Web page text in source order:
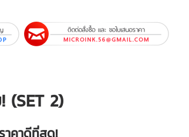
(SET 2)
าคาดีที่สุด!